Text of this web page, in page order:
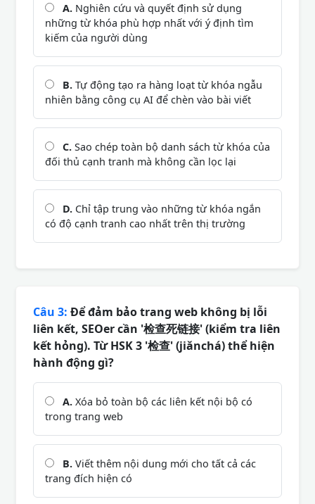
A. Nghiên cứu và quyết định sử dụng
những từ khóa phù hợp nhất với ý định tìm
kiếm của người dùng
B. Tự động tạo ra hàng loạt từ khóa ngẫu
nhiên bằng công cụ AI để chèn vào bài viết
C. Sao chép toàn bộ danh sách từ khóa của
đối thủ cạnh tranh mà không cần lọc lại
D. Chỉ tập trung vào những từ khóa ngắn
có độ cạnh tranh cao nhất trên thị trường
Câu 3: Để đảm bảo trang web không bị lỗi
liên kết, SEOer cần '检查死链接' (kiểm tra liên
kết hỏng). Từ HSK 3 '检查' (jiǎnchá) thể hiện
hành động gì?
A. Xóa bỏ toàn bộ các liên kết nội bộ có
trong trang web
B. Viết thêm nội dung mới cho tất cả các
trang đích hiện có